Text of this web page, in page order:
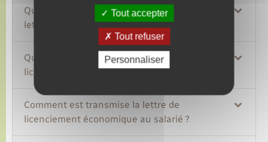
Quelles informations doivent figurer dans la
lettre de licenciement économique ?
Quel est le délai d'envoi de la lettre de
licenciement économique ?
Comment est transmise la lettre de
licenciement économique au salarié ?
Tout accepter
Tout refuser
Personnaliser